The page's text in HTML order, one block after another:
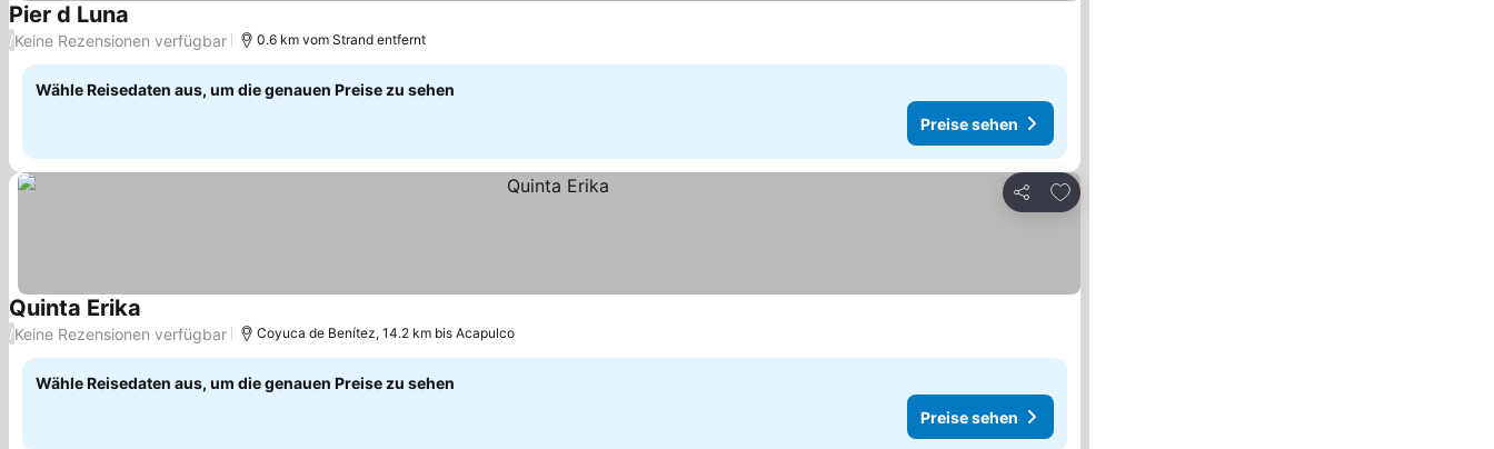
Pier d Luna
/Keine Rezensionen verfügbar 0.6 km vom Strand entfernt
Wähle Reisedaten aus, um die genauen Preise zu sehen
Preise sehen
Teilen
Zu Favoriten hinzufügen
Quinta Erika
/Keine Rezensionen verfügbar Coyuca de Benítez, 14.2 km bis Acapulco
Wähle Reisedaten aus, um die genauen Preise zu sehen
Preise sehen